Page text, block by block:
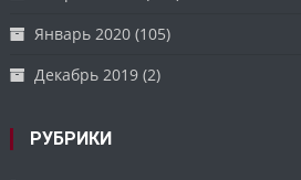
Январь 2020 (105)
Декабрь 2019 (2)
РУБРИКИ